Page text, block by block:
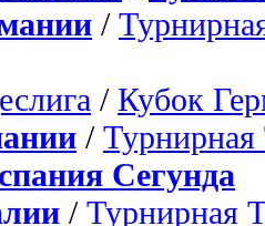
/
/ Кубок
/ Турнирная
Сегунда
/ Турнирная